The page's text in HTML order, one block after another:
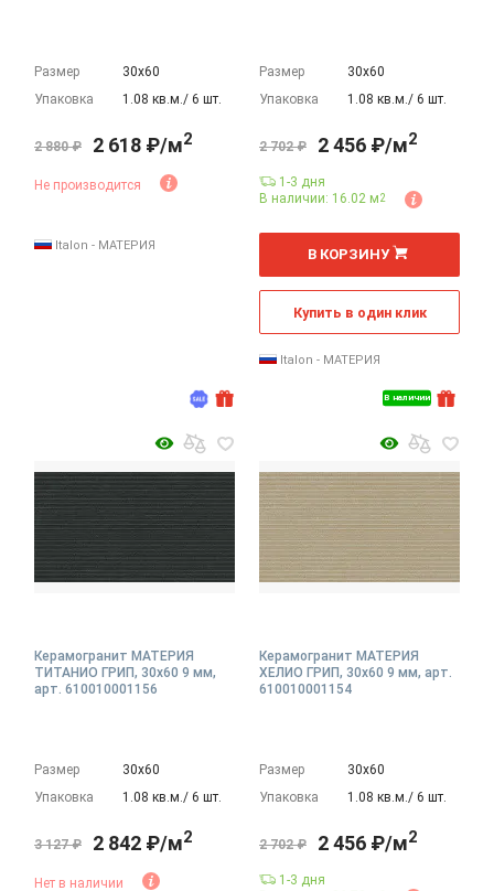
Размер
30х60
Упаковка
1.08 кв.м./ 6 шт.
2 880 ₽ 2 618 ₽/м2
Не производится
Italon - МАТЕРИЯ
Размер
30х60
Упаковка
1.08 кв.м./ 6 шт.
В наличии
2 702 ₽ 2 456 ₽/м2
1-3 дня
В наличии: 16.02 м2
м
В КОРЗИНУ
Купить в один клик
Italon - МАТЕРИЯ
Керамогранит МАТЕРИЯ
ТИТАНИО ГРИП, 30x60 9 мм,
арт. 610010001156
Размер
30х60
Упаковка
1.08 кв.м./ 6 шт.
3 127 ₽ 2 842 ₽/м2
Нет в наличии
Керамогранит МАТЕРИЯ
ХЕЛИО ГРИП, 30x60 9 мм, арт.
610010001154
Размер
30х60
Упаковка
1.08 кв.м./ 6 шт.
2 702 ₽ 2 456 ₽/м2
1-3 дня